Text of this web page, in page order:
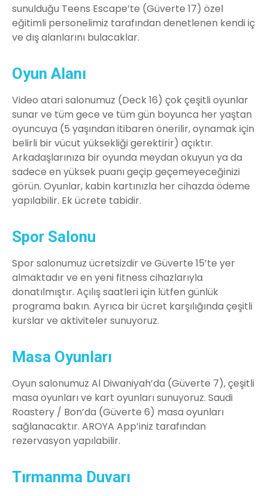
sunulduğu Teens Escape’te (Güverte 17) özel
eğitimli personelimiz tarafından denetlenen kendi iç
ve dış alanlarını bulacaklar.
Oyun Alanı
Video atari salonumuz (Deck 16) çok çeşitli oyunlar
sunar ve tüm gece ve tüm gün boyunca her yaştan
oyuncuya (5 yaşından itibaren önerilir, oynamak için
belirli bir vücut yüksekliği gerektirir) açıktır.
Arkadaşlarınıza bir oyunda meydan okuyun ya da
sadece en yüksek puanı geçip geçemeyeceğinizi
görün. Oyunlar, kabin kartınızla her cihazda ödeme
yapılabilir. Ek ücrete tabidir.
Spor Salonu
Spor salonumuz ücretsizdir ve Güverte 15’te yer
almaktadır ve en yeni fitness cihazlarıyla
donatılmıştır. Açılış saatleri için lütfen günlük
programa bakın. Ayrıca bir ücret karşılığında çeşitli
kurslar ve aktiviteler sunuyoruz.
Masa Oyunları
Oyun salonumuz Al Diwaniyah’da (Güverte 7), çeşitli
masa oyunları ve kart oyunları sunuyoruz. Saudi
Roastery / Bon’da (Güverte 6) masa oyunları
sağlanacaktır. AROYA App’iniz tarafından
rezervasyon yapılabilir.
Tırmanma Duvarı